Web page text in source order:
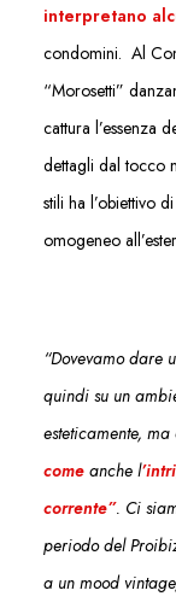
interpretano
condomini. Al
“Morosetti”
cattura l’essenza
dettagli dal tocco
stili ha l’obiettivo
omogeneo
“Dovevamo dare
quindi su un
esteticamente,
come anche l
corrente”. Ci
periodo del
a un mood